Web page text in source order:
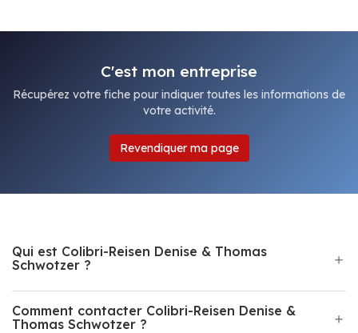
C'est mon entreprise
Récupérez votre fiche pour indiquer toutes les informations de
votre activité.
Revendiquer ma page
Qui est Colibri-Reisen Denise & Thomas
Schwotzer ?
Comment contacter Colibri-Reisen Denise &
Thomas Schwotzer ?